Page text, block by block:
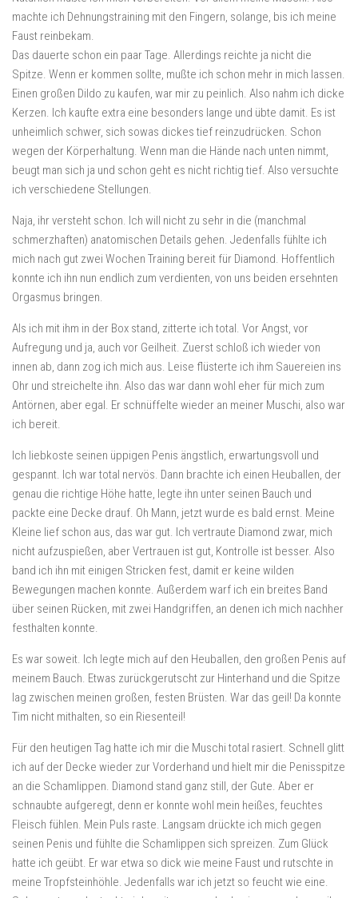
machte ich Dehnungstraining mit den Fingern, solange, bis ich meine
Faust reinbekam.
Das dauerte schon ein paar Tage. Allerdings reichte ja nicht die
Spitze. Wenn er kommen sollte, mußte ich schon mehr in mich lassen.
Einen großen Dildo zu kaufen, war mir zu peinlich. Also nahm ich dicke
Kerzen. Ich kaufte extra eine besonders lange und übte damit. Es ist
unheimlich schwer, sich sowas dickes tief reinzudrücken. Schon
wegen der Körperhaltung. Wenn man die Hände nach unten nimmt,
beugt man sich ja und schon geht es nicht richtig tief. Also versuchte
ich verschiedene Stellungen.
Naja, ihr versteht schon. Ich will nicht zu sehr in die (manchmal
schmerzhaften) anatomischen Details gehen. Jedenfalls fühlte ich
mich nach gut zwei Wochen Training bereit für Diamond. Hoffentlich
konnte ich ihn nun endlich zum verdienten, von uns beiden ersehnten
Orgasmus bringen.
Als ich mit ihm in der Box stand, zitterte ich total. Vor Angst, vor
Aufregung und ja, auch vor Geilheit. Zuerst schloß ich wieder von
innen ab, dann zog ich mich aus. Leise flüsterte ich ihm Sauereien ins
Ohr und streichelte ihn. Also das war dann wohl eher für mich zum
Antörnen, aber egal. Er schnüffelte wieder an meiner Muschi, also war
ich bereit.
Ich liebkoste seinen üppigen Penis ängstlich, erwartungsvoll und
gespannt. Ich war total nervös. Dann brachte ich einen Heuballen, der
genau die richtige Höhe hatte, legte ihn unter seinen Bauch und
packte eine Decke drauf. Oh Mann, jetzt wurde es bald ernst. Meine
Kleine lief schon aus, das war gut. Ich vertraute Diamond zwar, mich
nicht aufzuspießen, aber Vertrauen ist gut, Kontrolle ist besser. Also
band ich ihn mit einigen Stricken fest, damit er keine wilden
Bewegungen machen konnte. Außerdem warf ich ein breites Band
über seinen Rücken, mit zwei Handgriffen, an denen ich mich nachher
festhalten konnte.
Es war soweit. Ich legte mich auf den Heuballen, den großen Penis auf
meinem Bauch. Etwas zurückgerutscht zur Hinterhand und die Spitze
lag zwischen meinen großen, festen Brüsten. War das geil! Da konnte
Tim nicht mithalten, so ein Riesenteil!
Für den heutigen Tag hatte ich mir die Muschi total rasiert. Schnell glitt
ich auf der Decke wieder zur Vorderhand und hielt mir die Penisspitze
an die Schamlippen. Diamond stand ganz still, der Gute. Aber er
schnaubte aufgeregt, denn er konnte wohl mein heißes, feuchtes
Fleisch fühlen. Mein Puls raste. Langsam drückte ich mich gegen
seinen Penis und fühlte die Schamlippen sich spreizen. Zum Glück
hatte ich geübt. Er war etwa so dick wie meine Faust und rutschte in
meine Tropfsteinhöhle. Jedenfalls war ich jetzt so feucht wie eine.